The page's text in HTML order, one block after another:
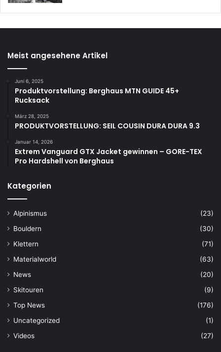
Meist angesehene Artikel
Juni 6, 2025
Produktvorstellung: Berghaus MTN GUIDE 45+
Rucksack
März 28, 2025
PRODUKTVORSTELLUNG: SEIL COUSIN DURA DURA 9.3
Januar 14, 2026
Extrem Vanguard GTX Jacket gewinnen – GORE-TEX
Pro Hardshell von Berghaus
Kategorien
Alpinismus
(23)
Bouldern
(30)
Klettern
(71)
Materialworld
(63)
News
(20)
Skitouren
(9)
Top News
(176)
Uncategorized
(1)
Videos
(27)